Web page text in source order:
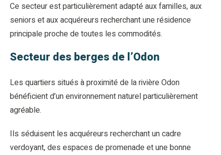
Ce secteur est particulièrement adapté aux familles, aux
seniors et aux acquéreurs recherchant une résidence
principale proche de toutes les commodités.
Secteur des berges de l’Odon
Les quartiers situés à proximité de la rivière Odon
bénéficient d’un environnement naturel particulièrement
agréable.
Ils séduisent les acquéreurs recherchant un cadre
verdoyant, des espaces de promenade et une bonne